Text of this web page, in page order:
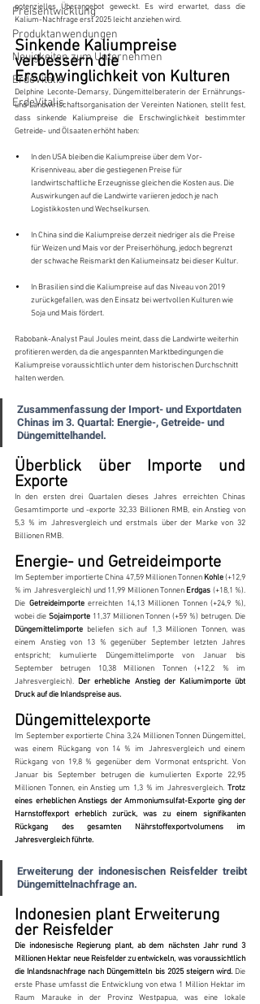
Preisentwicklung
Produktanwendungen
Neuigkeiten zum Unternehmen
ErdeVitalis
ErdeVitalis
potenzielles Überangebot geweckt. Es wird erwartet, dass die
Kalium-Nachfrage erst 2025 leicht anziehen wird.
Sinkende Kaliumpreise
verbessern die
Erschwinglichkeit von Kulturen
Delphine Leconte-Demarsy, Düngemittelberaterin der Ernährungs-
und Landwirtschaftsorganisation der Vereinten Nationen, stellt fest,
dass sinkende Kaliumpreise die Erschwinglichkeit bestimmter
Getreide- und Ölsaaten erhöht haben:
In den USA bleiben die Kaliumpreise über dem Vor-
Krisenniveau, aber die gestiegenen Preise für
landwirtschaftliche Erzeugnisse gleichen die Kosten aus. Die
Auswirkungen auf die Landwirte variieren jedoch je nach
Logistikkosten und Wechselkursen.
In China sind die Kaliumpreise derzeit niedriger als die Preise
für Weizen und Mais vor der Preiserhöhung, jedoch begrenzt
der schwache Reismarkt den Kaliumeinsatz bei dieser Kultur.
In Brasilien sind die Kaliumpreise auf das Niveau von 2019
zurückgefallen, was den Einsatz bei wertvollen Kulturen wie
Soja und Mais fördert.
Rabobank-Analyst Paul Joules meint, dass die Landwirte weiterhin
profitieren werden, da die angespannten Marktbedingungen die
Kaliumpreise voraussichtlich unter dem historischen Durchschnitt
halten werden.
Zusammenfassung der Import- und Exportdaten
Chinas im 3. Quartal: Energie-, Getreide- und
Düngemittelhandel.
Überblick über Importe und
Exporte
In den ersten drei Quartalen dieses Jahres erreichten Chinas
Gesamtimporte und -exporte 32,33 Billionen RMB, ein Anstieg von
5,3 % im Jahresvergleich und erstmals über der Marke von 32
Billionen RMB.
Energie- und Getreideimporte
Im September importierte China 47,59 Millionen Tonnen Kohle (+12,9
% im Jahresvergleich) und 11,99 Millionen Tonnen Erdgas (+18,1 %).
Die Getreideimporte erreichten 14,13 Millionen Tonnen (+24,9 %),
wobei die Sojaimporte
Düngemittelimporte beliefen sich auf 1,3 Millionen Tonnen, was
einem Anstieg von 13 % gegenüber September letzten Jahres
entspricht; kumulierte Düngemittelimporte von Januar bis
September betrugen 10,38 Millionen Tonnen (+12,2 % im
Jahresvergleich). Der erhebliche Anstieg der Kaliumimporte übt
Druck auf die Inlandspreise aus.
Düngemittelexporte
Im September exportierte China 3,24 Millionen Tonnen Düngemittel,
was einem Rückgang von 14 % im Jahresvergleich und einem
Rückgang von 19,8 % gegenüber dem Vormonat entspricht. Von
Januar bis September betrugen die kumulierten Exporte 22,95
Millionen Tonnen, ein Anstieg um 1,3 % im Jahresvergleich. Trotz
eines erheblichen Anstiegs der Ammoniumsulfat-Exporte ging der
Harnstoffexport erheblich zurück, was zu einem signifikanten
Rückgang des gesamten Nährstoffexportvolumens im
Jahresvergleich führte.
Erweiterung der indonesischen Reisfelder treibt
Düngemittelnachfrage an.
Indonesien plant Erweiterung
der Reisfelder
Die indonesische Regierung plant, ab dem nächsten Jahr rund 3
Millionen Hektar neue Reisfelder zu entwickeln, was voraussichtlich
die Inlandsnachfrage nach Düngemitteln bis 2025 steigern wird. Die
erste Phase umfasst die Entwicklung von etwa 1 Million Hektar im
Raum Marauke in der Provinz Westpapua, was eine lokale